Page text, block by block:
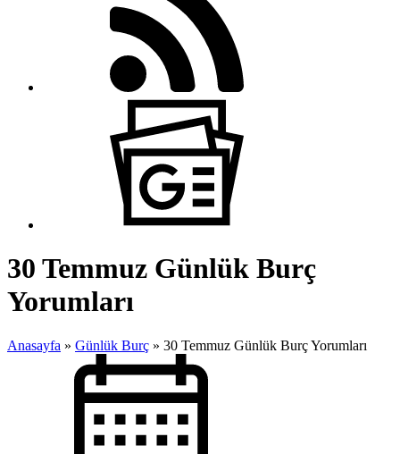
30 Temmuz Günlük Burç
Yorumları
Anasayfa » Günlük Burç » 30 Temmuz Günlük Burç Yorumları